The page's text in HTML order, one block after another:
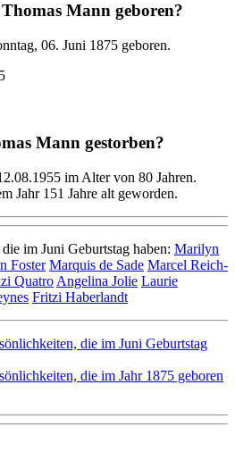
Mann geboren?
06. Juni 1875 geboren.
Mann gestorben?
im Alter von 80 Jahren.
Jahr 151 Jahre alt geworden.
im Juni Geburtstag haben: Marilyn
Foster Marquis de Sade Marcel Reich-
Quatro Angelina Jolie Laurie
Fritzi Haberlandt
die im Juni Geburtstag
die im Jahr 1875 geboren